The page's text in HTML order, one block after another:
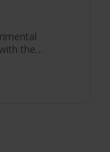
the…